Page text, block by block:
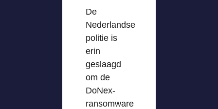
De
Nederlandse
politie is
erin
geslaagd
om de
DoNex-
ransomware